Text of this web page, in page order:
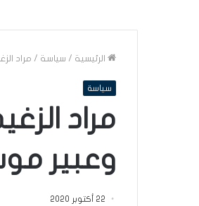
الرئيسية / سياسة / مراد
سياسة
مراد
وعبير
22 أكتوبر 2020